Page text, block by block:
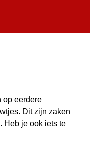
op eerdere
Dit zijn zaken
Heb je ook iets te